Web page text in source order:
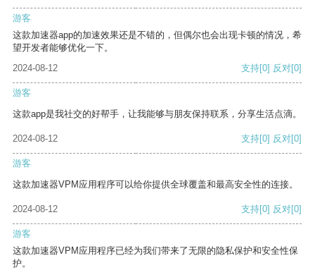
游客
这款加速器app的加速效果还是不错的，但偶尔也会出现卡顿的情况，希
望开发者能够优化一下。
2024-08-12
支持[0] 反对[0]
游客
这款app是我社交的好帮手，让我能够与朋友保持联系，分享生活点滴。
2024-08-12 支持[0] 反对[0]
游客
这款加速器VPM应用程序可以给你提供全球覆盖和最高安全性的连接。
2024-08-12 支持[0] 反对[0]
游客
这款加速器VPM应用程序已经为我们带来了无限的隐私保护和安全性保
护。